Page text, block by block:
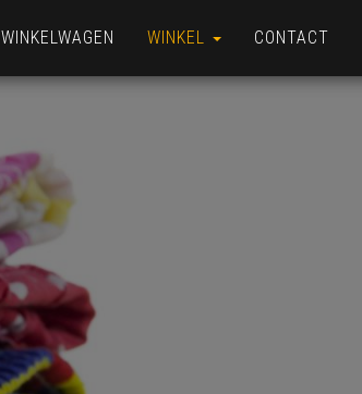
WINKELWAGEN WINKEL CONTACT